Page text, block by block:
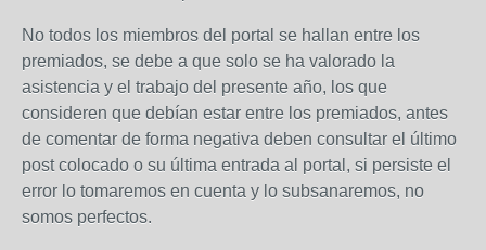
No todos los miembros del portal se hallan entre los
premiados, se debe a que solo se ha valorado la
asistencia y el trabajo del presente año, los que
consideren que debían estar entre los premiados, antes
de comentar de forma negativa deben consultar el último
post colocado o su última entrada al portal, si persiste el
error lo tomaremos en cuenta y lo subsanaremos, no
somos perfectos.